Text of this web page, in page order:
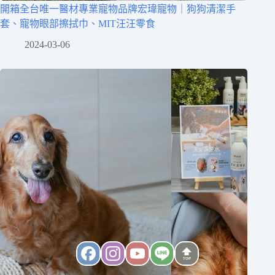
開箱全台唯一醫材專業寵物品牌宏瑋寵物｜狗狗清潔手
套、寵物眼部擦拭巾、MIT汪汪零食
2024-03-06
TOP